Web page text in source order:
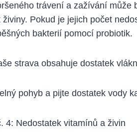
trávení a zažívání
Pokud je jejich počet
bakterií pomocí probiotik.
strava obsahuje dostatek
pohyb a pijte dostatek vody